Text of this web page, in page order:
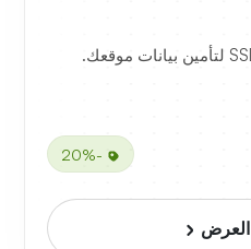
-20%